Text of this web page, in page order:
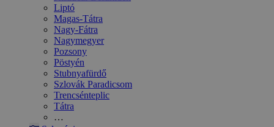
Liptó
Magas-Tátra
Nagy-Fátra
Nagymegyer
Pozsony
Pöstyén
Stubnyafürdő
Szlovák Paradicsom
Trencsénteplic
Tátra
…